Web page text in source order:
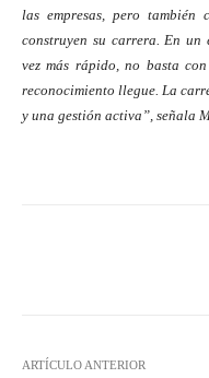
las empresas, pero
construyen su carrera. En
vez más rápido, no basta
reconocimiento llegue. La
y una gestión activa”, señala
ARTÍCULO ANTERIOR